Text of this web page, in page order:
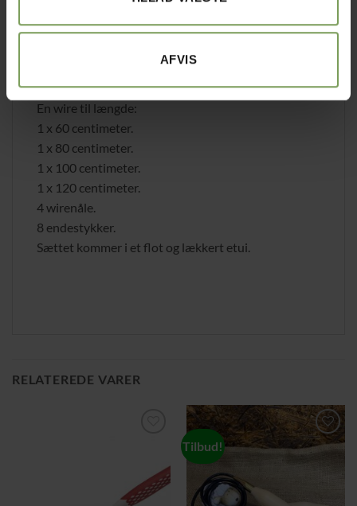
AFVIS
rundpinde i størrelserne (3.5 – 4.0 – 4.5 – 5.0 – 5.5 –
6.0 – 7.0 – 8.0).
En wire til længde:
1 x 60 centimeter.
1 x 80 centimeter.
1 x 100 centimeter.
1 x 120 centimeter.
4 wirenåle.
8 endestykker.
Sættet kommer i et flot og lækkert etui.
RELATEREDE VARER
Tilbud!
Tilføj til
ønskeliste